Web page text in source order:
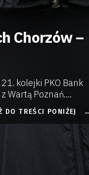
Chorzów –
kolejki PKO Bank
Wartą Poznań....
DO TREŚCI PONIŻEJ